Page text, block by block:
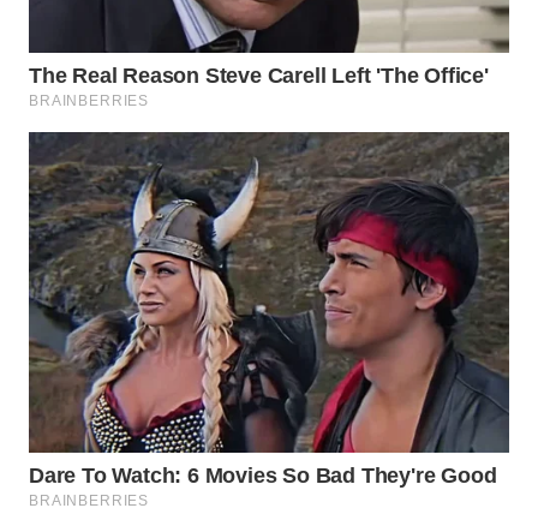
WN
WN
SURABAYA
WN
NATUNA
WN
BINTAN
WN
MANDALIKA